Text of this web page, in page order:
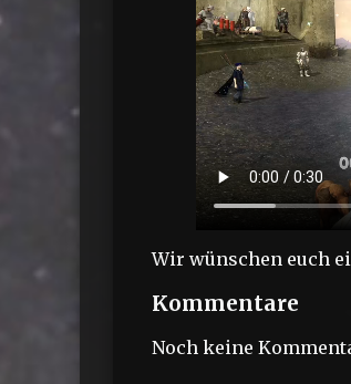
Wir wünschen euch
Kommentare
Noch keine